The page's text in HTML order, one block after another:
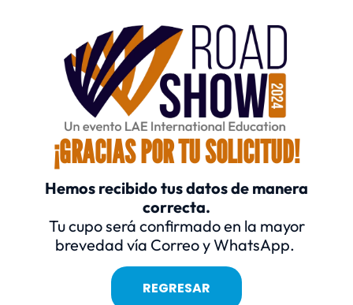
¡GRACIAS POR TU SOLICITUD!
Hemos recibido tus datos de manera
correcta.
Tu cupo será confirmado en la mayor
brevedad vía Correo y WhatsApp.
REGRESAR